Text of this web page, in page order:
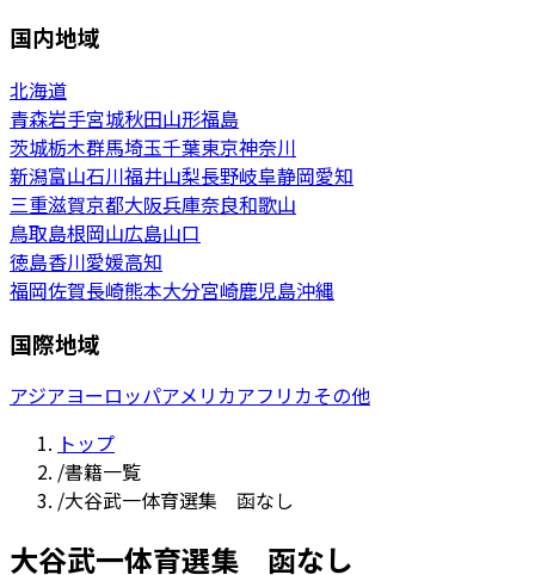
国内地域
北海道
青森岩手宮城秋田山形福島
茨城栃木群馬埼玉千葉東京神奈川
新潟富山石川福井山梨長野岐阜静岡愛知
三重滋賀京都大阪兵庫奈良和歌山
鳥取島根岡山広島山口
徳島香川愛媛高知
福岡佐賀長崎熊本大分宮崎鹿児島沖縄
国際地域
アジアヨーロッパアメリカアフリカその他
トップ
/書籍一覧
/大谷武一体育選集 函なし
大谷武一体育選集 函なし